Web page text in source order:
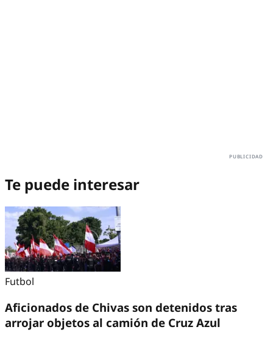
Te puede interesar
Futbol
Aficionados de Chivas son detenidos tras
arrojar objetos al camión de Cruz Azul